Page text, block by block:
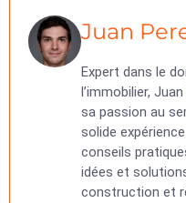
Juan
Expert dans le
l’immobilier,
sa passion au
solide
conseils
idées et
construction et